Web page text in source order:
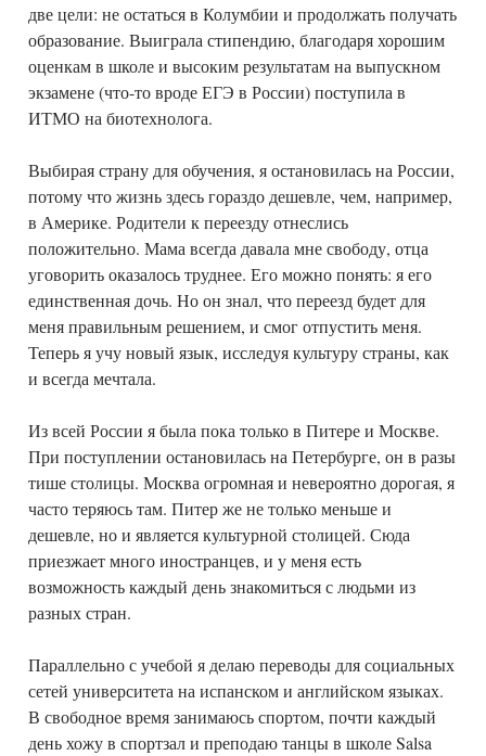
две цели: не остаться в Колумбии и продолжать получать
образование. Выиграла стипендию, благодаря хорошим
оценкам в школе и высоким результатам на выпускном
экзамене (что-то вроде ЕГЭ в России) поступила в
ИТМО на биотехнолога.
Выбирая страну для обучения, я остановилась на России,
потому что жизнь здесь гораздо дешевле, чем, например,
в Америке. Родители к переезду отнеслись
положительно. Мама всегда давала мне свободу, отца
уговорить оказалось труднее. Его можно понять: я его
единственная дочь. Но он знал, что переезд будет для
меня правильным решением, и смог отпустить меня.
Теперь я учу новый язык, исследуя культуру страны, как
и всегда мечтала.
Из всей России я была пока только в Питере и Москве.
При поступлении остановилась на Петербурге, он в разы
тише столицы. Москва огромная и невероятно дорогая, я
часто теряюсь там. Питер же не только меньше и
дешевле, но и является культурной столицей. Сюда
приезжает много иностранцев, и у меня есть
возможность каждый день знакомиться с людьми из
разных стран.
Параллельно с учебой я делаю переводы для социальных
сетей университета на испанском и английском языках.
В свободное время занимаюсь спортом, почти каждый
день хожу в спортзал и преподаю танцы в школе Salsa